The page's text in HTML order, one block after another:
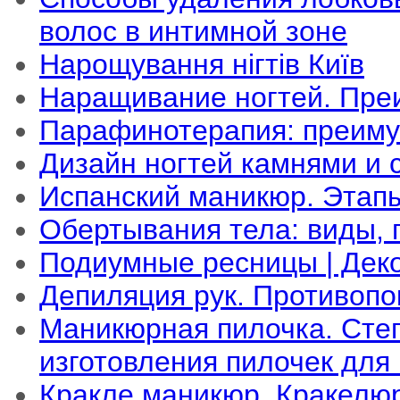
волос в интимной зоне
Нарощування нігтів Київ
Наращивание ногтей.
Парафинотерапия:
Дизайн ногтей камнями и
Испанский маникюр.
Обертывания тела: виды,
Подиумные ресницы |
Депиляция рук.
Маникюрная пилочка.
изготовления пилочек для